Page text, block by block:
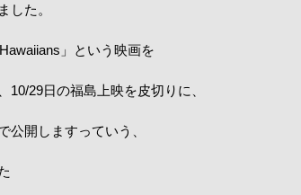
した。
Hawaiians」という映画を
10/29日の福島上映を皮切りに、
公開しますっていう、